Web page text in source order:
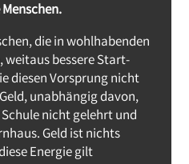
die in wohlhabenden
bessere Start-
diesen Vorsprung nicht
unabhängig davon,
nicht gelehrt und
Geld ist nichts
Energie gilt